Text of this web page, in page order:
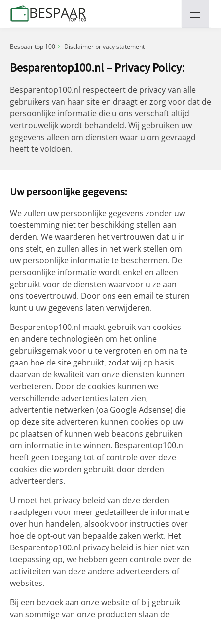
Bespaar top 100 Disclaimer privacy statement
Besparentop100.nl – Privacy Policy:
Besparentop100.nl respecteert de privacy van alle
gebruikers van haar site en draagt er zorg voor dat de
persoonlijke informatie die u ons verschaft altijd
vertrouwelijk wordt behandeld. Wij gebruiken uw
gegevens alleen om diensten waar u om gevraagd
heeft te voldoen.
Uw persoonlijke gegevens:
We zullen uw persoonlijke gegevens zonder uw
toestemming niet ter beschikking stellen aan
derden. We waarderen het vertrouwen dat u in
ons stelt, en zullen alles in het werk stellen om
uw persoonlijke informatie te beschermen. De
persoonlijke informatie wordt enkel en alleen
gebruikt voor de diensten waarvoor u ze aan
ons toevertrouwd. Door ons een email te sturen
kunt u uw gegevens laten verwijderen.
Besparentop100.nl maakt gebruik van cookies
en andere technologieën om het online
gebruiksgemak voor u te vergroten en om na te
gaan hoe de site gebruikt, zodat wij op basis
daarvan de kwaliteit van onze diensten kunnen
verbeteren. Door de cookies kunnen we
verschillende advertenties laten zien,
advertentie netwerken (oa Google Adsense) die
op deze site adverteren kunnen cookies op uw
pc plaatsen of kunnen web beacons gebruiken
om informatie in te winnen. Besparentop100.nl
heeft geen toegang tot of controle over deze
cookies die worden gebruikt door derden
adverteerders.
U moet het privacy beleid van deze derden
raadplegen voor meer gedetailleerde informatie
over hun handelen, alsook voor instructies over
hoe de opt-out van bepaalde zaken werkt. Het
Besparentop100.nl privacy beleid is hier niet van
toepassing op, we hebben geen controle over de
activiteiten van deze andere adverteerders of
websites.
Bij een bezoek aan onze website of bij gebruik
van sommige van onze producten slaan de